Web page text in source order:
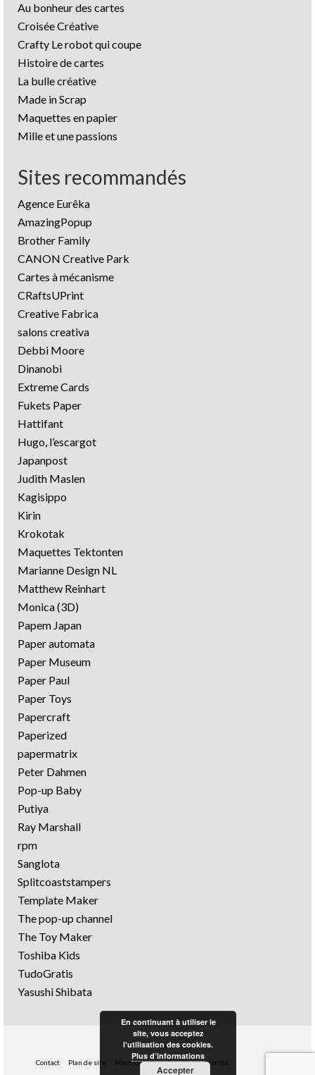
Au bonheur des cartes
Croisée Créative
Crafty Le robot qui coupe
Histoire de cartes
La bulle créative
Made in Scrap
Maquettes en papier
Mille et une passions
Sites recommandés
Agence Eurêka
AmazingPopup
Brother Family
CANON Creative Park
Cartes à mécanisme
CRaftsUPrint
Creative Fabrica
salons creativa
Debbi Moore
Dinanobi
Extreme Cards
Fukets Paper
Hattifant
Hugo, l’escargot
Japanpost
Judith Maslen
Kagisippo
Kirin
Krokotak
Maquettes Tektonten
Marianne Design NL
Matthew Reinhart
Monica (3D)
Papem Japan
Paper automata
Paper Museum
Paper Paul
Paper Toys
Papercraft
Paperized
papermatrix
Peter Dahmen
Pop-up Baby
Putiya
Ray Marshall
rpm
Sanglota
Splitcoaststampers
Template Maker
The pop-up channel
The Toy Maker
Toshiba Kids
TudoGratis
Yasushi Shibata
Contact Plan de site Mentions légales Confidentialité
En continuant à utiliser le
site, vous acceptez
l’utilisation des cookies.
Plus d’informations
Accepter